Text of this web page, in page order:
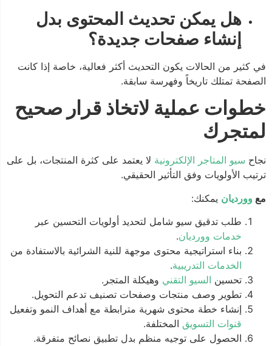
هل يمكن تحديث المحتوى بدل
إنشاء صفحات جديدة؟
في كثير من الحالات يكون التحديث أكثر فعالية، خاصة إذا كانت
الصفحة تمتلك تاريخاً وفهرسة سابقة.
خطوات عملية لاتخاذ قرار صحيح
لمتجرك
نجاح سيو المتاجر الإلكترونيةلا يعتمد على كثرة المنتجات، بل على
ترتيب الأولويات وفق التأثير الحقيقي.
مع وورديانيمكنك:
طلب تدقيق سيو شامل لتحديد أولويات التحسين عبر
خدمات وورديان.
بناء استراتيجية محتوى موجهة للنية الشرائية بالاستفادة من
الخدمات التدريبية.
تحسين السيو التقني وهيكلة المتجر.
تطوير وصف منتجات وصفحات تصنيف تدعم التحويل.
إنشاء خطة محتوى شهرية مترابطة مع أهداف النمو وتفعيل
قنوات التسويقالمختلفة.
الحصول على توجيه منظم بدل تطبيق نصائح متفرقة.